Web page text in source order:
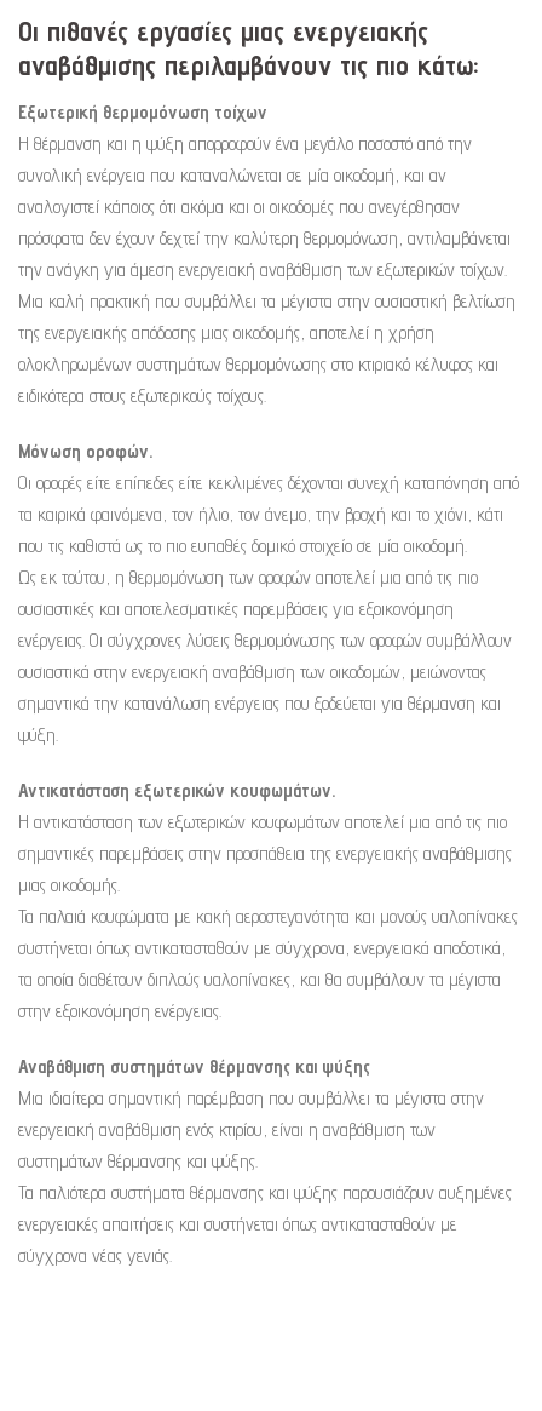
Οι πιθανές εργασίες μιας ενεργειακής
αναβάθμισης περιλαμβάνουν τις πιο κάτω:
Εξωτερική θερμομόνωση τοίχων
Η θέρμανση και η ψύξη απορροφούν ένα μεγάλο ποσοστό από την
συνολική ενέργεια που καταναλώνεται σε μία οικοδομή, και αν
αναλογιστεί κάποιος ότι ακόμα και οι οικοδομές που ανεγέρθησαν
πρόσφατα δεν έχουν δεχτεί την καλύτερη θερμομόνωση, αντιλαμβάνεται
την ανάγκη για άμεση ενεργειακή αναβάθμιση των εξωτερικών τοίχων.
Μια καλή πρακτική που συμβάλλει τα μέγιστα στην ουσιαστική βελτίωση
της ενεργειακής απόδοσης μιας οικοδομής, αποτελεί η χρήση
ολοκληρωμένων συστημάτων θερμομόνωσης στο κτιριακό κέλυφος και
ειδικότερα στους εξωτερικούς τοίχους.
Μόνωση οροφών.
Οι οροφές είτε επίπεδες είτε κεκλιμένες δέχονται συνεχή καταπόνηση από
τα καιρικά φαινόμενα, τον ήλιο, τον άνεμο, την βροχή και το χιόνι, κάτι
που τις καθιστά ως το πιο ευπαθές δομικό στοιχείο σε μία οικοδομή.
Ως εκ τούτου, η θερμομόνωση των οροφών αποτελεί μια από τις πιο
ουσιαστικές και αποτελεσματικές παρεμβάσεις για εξοικονόμηση
ενέργειας. Οι σύγχρονες λύσεις θερμομόνωσης των οροφών συμβάλλουν
ουσιαστικά στην ενεργειακή αναβάθμιση των οικοδομών, μειώνοντας
σημαντικά την κατανάλωση ενέργειας που ξοδεύεται για θέρμανση και
ψύξη.
Αντικατάσταση εξωτερικών κουφωμάτων.
Η αντικατάσταση των εξωτερικών κουφωμάτων αποτελεί μια από τις πιο
σημαντικές παρεμβάσεις στην προσπάθεια της ενεργειακής αναβάθμισης
μιας οικοδομής.
Τα παλαιά κουφώματα με κακή αεροστεγανότητα και μονούς υαλοπίνακες
συστήνεται όπως αντικατασταθούν με σύγχρονα, ενεργειακά αποδοτικά,
τα οποία διαθέτουν διπλούς υαλοπίνακες, και θα συμβάλουν τα μέγιστα
στην εξοικονόμηση ενέργειας.
Αναβάθμιση συστημάτων θέρμανσης και ψύξης
Μια ιδιαίτερα σημαντική παρέμβαση που συμβάλλει τα μέγιστα στην
ενεργειακή αναβάθμιση ενός κτιρίου, είναι η αναβάθμιση των
συστημάτων θέρμανσης και ψύξης.
Τα παλιότερα συστήματα θέρμανσης και ψύξης παρουσιάζουν αυξημένες
ενεργειακές απαιτήσεις και συστήνεται όπως αντικατασταθούν με
σύγχρονα νέας γενιάς.